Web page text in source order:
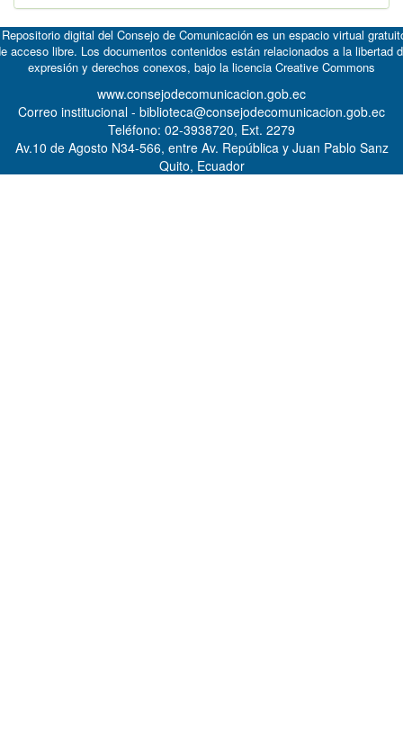
digital del Consejo de Comunicación es un espacio virtual
acceso libre. Los documentos contenidos están relacionados a la libertad
expresión y derechos conexos, bajo la licencia Creative Commons
www.consejodecomunicacion.gob.ec
Correo institucional - biblioteca@consejodecomunicacion.gob.ec
Teléfono: 02-3938720, Ext. 2279
Av.10 de Agosto N34-566, entre Av. República y Juan Pablo Sanz
Quito, Ecuador